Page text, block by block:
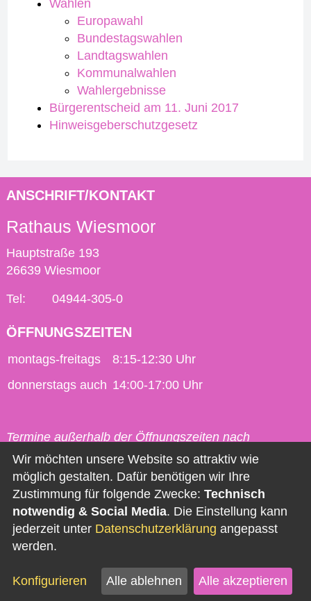
Wahlen
Europawahl
Bundestagswahlen
Landtagswahlen
Kommunalwahlen
Wahlergebnisse
Bürgerentscheid am 11. Juni 2017
Hinweisgeberschutzgesetz
ANSCHRIFT/KONTAKT
Rathaus Wiesmoor
Hauptstraße 193
26639 Wiesmoor
Tel: 04944-305-0
ÖFFNUNGSZEITEN
montags-freitags
8:15-12:30 Uhr
donnerstags auch 14:00-17:00 Uhr
Termine außerhalb der Öffnungszeiten nach
vorheriger Vereinbarung möglich.
Kontakt
Impressum
Datenschutz
Newsletter abonnieren
Wir möchten unsere Website so attraktiv wie
möglich gestalten. Dafür benötigen wir Ihre
Zustimmung für folgende Zwecke: Technisch
notwendig & Social Media. Die Einstellung kann
jederzeit unter Datenschutzerklärung angepasst
werden.
Konfigurieren Alle ablehnen Alle akzeptieren